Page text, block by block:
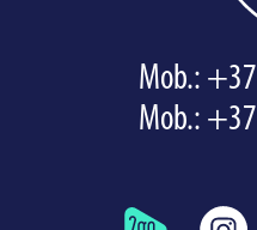
Mob.:
Mob.: